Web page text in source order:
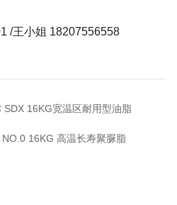
/王小姐 18207556558
SDX 16KG宽温区耐用型油脂
16KG 高温长寿聚脲脂